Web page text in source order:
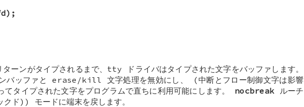
ターンがタイプされるまで、tty ドライバはタイプされた文字をバッファします。
ンバッファと erase/kill 文字処理を無効にし、 (中断とフロー制御文字は影響
タイプされた文字をプログラムで直ちに利用可能にします。 nocbreak ルーチ
ド)) モードに端末を戻します。